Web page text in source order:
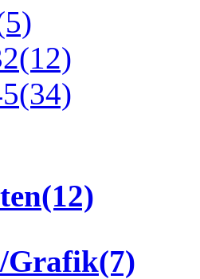
(12)
(34)
(12)
Grafik(7)